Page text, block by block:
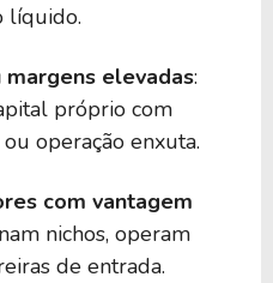
líquido.
elevadas:
próprio com
operação enxuta.
com vantagem
nichos, operam
de entrada.